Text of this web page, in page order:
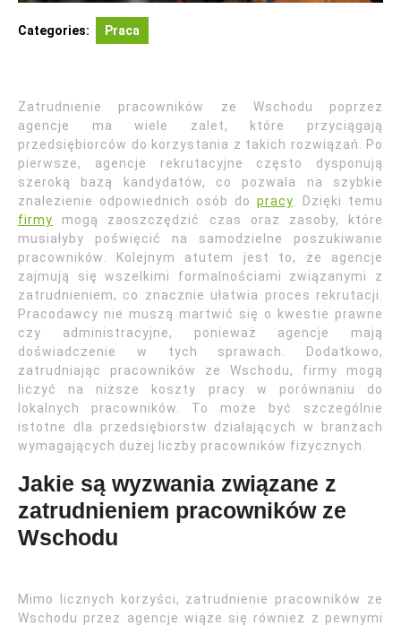
Categories: Praca
Zatrudnienie pracowników ze Wschodu poprzez
agencje ma wiele zalet, które przyciągają
przedsiębiorców do korzystania z takich rozwiązań. Po
pierwsze, agencje rekrutacyjne często dysponują
szeroką bazą kandydatów, co pozwala na szybkie
znalezienie odpowiednich osób do pracy . Dzięki temu
firmy mogą zaoszczędzić czas oraz zasoby, które
musiałyby poświęcić na samodzielne poszukiwanie
pracowników. Kolejnym atutem jest to, że agencje
zajmują się wszelkimi formalnościami związanymi z
zatrudnieniem, co znacznie ułatwia proces rekrutacji.
Pracodawcy nie muszą martwić się o kwestie prawne
czy administracyjne, ponieważ agencje mają
doświadczenie w tych sprawach. Dodatkowo,
zatrudniając pracowników ze Wschodu, firmy mogą
liczyć na niższe koszty pracy w porównaniu do
lokalnych pracowników. To może być szczególnie
istotne dla przedsiębiorstw działających w branżach
wymagających dużej liczby pracowników fizycznych.
Jakie są wyzwania związane z
zatrudnieniem pracowników ze
Wschodu
Mimo licznych korzyści, zatrudnienie pracowników ze
Wschodu przez agencje wiąże się również z pewnymi